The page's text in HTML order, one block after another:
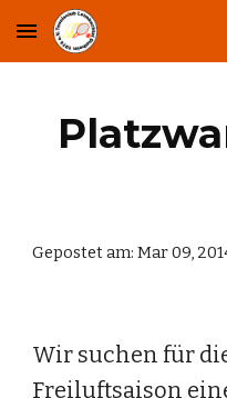
Skip to main content
Gepostet am: Mar 09,
Wir suchen für
Freiluftsaison